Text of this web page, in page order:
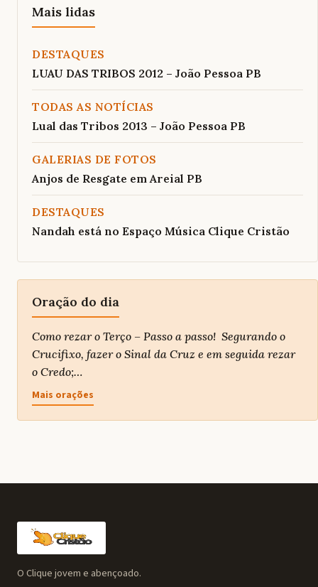
Mais lidas
DESTAQUES
LUAU DAS TRIBOS 2012 – João Pessoa PB
TODAS AS NOTÍCIAS
Lual das Tribos 2013 – João Pessoa PB
GALERIAS DE FOTOS
Anjos de Resgate em Areial PB
DESTAQUES
Nandah está no Espaço Música Clique Cristão
Oração do dia
Como rezar o Terço – Passo a passo! Segurando o
Crucifixo, fazer o Sinal da Cruz e em seguida rezar
o Credo;…
Mais orações
O Clique jovem e abençoado.